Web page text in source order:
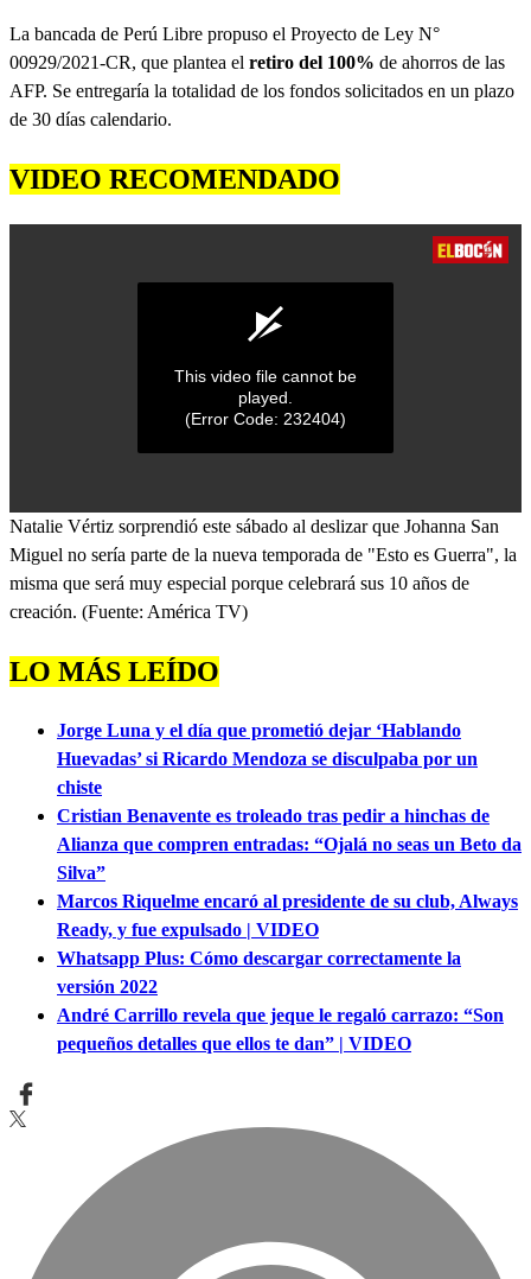
La bancada de Perú Libre propuso el Proyecto de Ley N°
00929/2021-CR, que plantea el retiro del 100% de ahorros de las
AFP. Se entregaría la totalidad de los fondos solicitados en un plazo
de 30 días calendario.
VIDEO RECOMENDADO
0
seconds
of
0
seconds
This video file cannot be
played.
(Error Code: 232404)
Natalie Vértiz sorprendió este sábado al deslizar que Johanna San
Miguel no sería parte de la nueva temporada de "Esto es Guerra", la
misma que será muy especial porque celebrará sus 10 años de
creación. (Fuente: América TV)
LO MÁS LEÍDO
Jorge Luna y el día que prometió dejar ‘Hablando
Huevadas’ si Ricardo Mendoza se disculpaba por un
chiste
Cristian Benavente es troleado tras pedir a hinchas de
Alianza que compren entradas: “Ojalá no seas un Beto da
Silva”
Marcos Riquelme encaró al presidente de su club, Always
Ready, y fue expulsado | VIDEO
Whatsapp Plus: Cómo descargar correctamente la
versión 2022
André Carrillo revela que jeque le regaló carrazo: “Son
pequeños detalles que ellos te dan” | VIDEO